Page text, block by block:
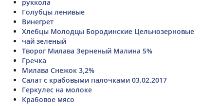
руккола
Голубцы ленивые
Винегрет
Хлебцы Молодцы Бородинские Цельнозерновые
чай зеленый
Творог Милава Зерненый Малина 5%
Гречка
Милава Снежок 3,2%
Салат с крабовыми палочками 03.02.2017
Геркулес на молоке
Крабовое мясо